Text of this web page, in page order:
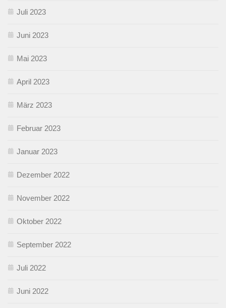
Juli 2023
Juni 2023
Mai 2023
April 2023
März 2023
Februar 2023
Januar 2023
Dezember 2022
November 2022
Oktober 2022
September 2022
Juli 2022
Juni 2022